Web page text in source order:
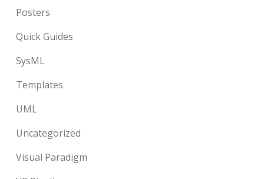
Posters
Quick Guides
SysML
Templates
UML
Uncategorized
Visual Paradigm